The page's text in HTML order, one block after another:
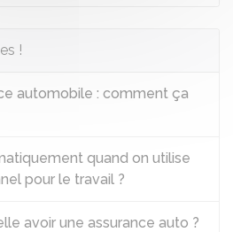
!
automobile : comment ça
quand on utilise
pour le travail ?
avoir une assurance auto ?